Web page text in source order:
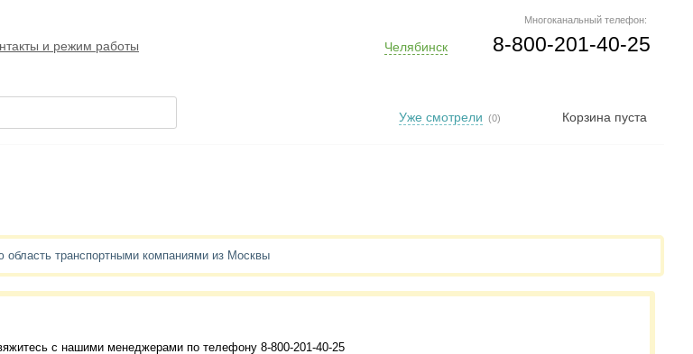
Многоканальный телефон:
8-800-201-40-25
Челябинск
и режим работы
Корзина пуста
Уже смотрели (0)
транспортными компаниями из Москвы
с нашими менеджерами по телефону 8-800-201-40-25